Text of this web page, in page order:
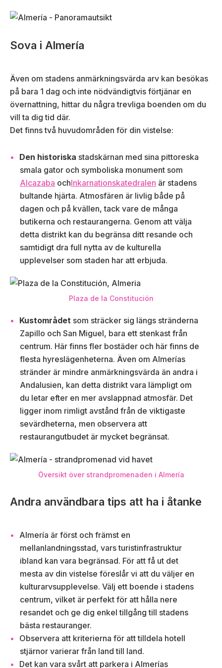
Sova i Almería
Även om stadens anmärkningsvärda arv kan besökas
på bara 1 dag och inte nödvändigtvis förtjänar en
övernattning, hittar du några trevliga boenden om du
vill ta dig tid där.
Det finns två huvudområden för din vistelse:
Den historiska stadskärnan med sina pittoreska
smala gator och symboliska monument som
Alcazaba ochInkarnationskatedralen är stadens
bultande hjärta. Atmosfären är livlig både på
dagen och på kvällen, tack vare de många
butikerna och restaurangerna. Genom att välja
detta distrikt kan du begränsa ditt resande och
samtidigt dra full nytta av de kulturella
upplevelser som staden har att erbjuda.
Plaza de la Constitución
Kustområdet som sträcker sig längs stränderna
Zapillo och San Miguel, bara ett stenkast från
centrum. Här finns fler bostäder och här finns de
flesta hyreslägenheterna. Även om Almerías
stränder är mindre anmärkningsvärda än andra i
Andalusien, kan detta distrikt vara lämpligt om
du letar efter en mer avslappnad atmosfär. Det
ligger inom rimligt avstånd från de viktigaste
sevärdheterna, men observera att
restaurangutbudet är mycket begränsat.
Översikt över strandpromenaden i Almería
Andra användbara tips att ha i åtanke
Almería är först och främst en
mellanlandningsstad, vars turistinfrastruktur
ibland kan vara begränsad. För att få ut det
mesta av din vistelse föreslår vi att du väljer en
kulturarvsupplevelse. Välj ett boende i stadens
centrum, vilket är perfekt för att hålla nere
resandet och ge dig enkel tillgång till stadens
bästa restauranger.
Observera att kriterierna för att tilldela hotell
stjärnor varierar från land till land.
Det kan vara svårt att parkera i Almerías